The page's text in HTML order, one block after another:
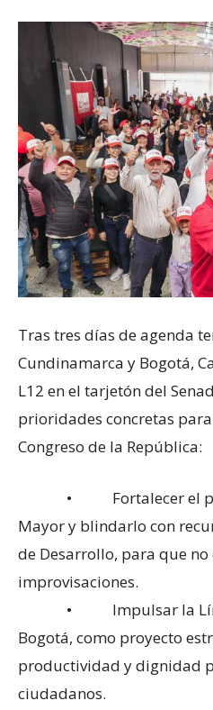
Tras tres días de agenda
Cundinamarca y Bogotá,
L12 en el tarjetón del
prioridades concretas
Congreso de la República:
• Fortalecer el
Mayor y blindarlo con
de Desarrollo, para que
improvisaciones.
• Impulsar la
Bogotá, como proyecto
productividad y dignidad
ciudadanos.